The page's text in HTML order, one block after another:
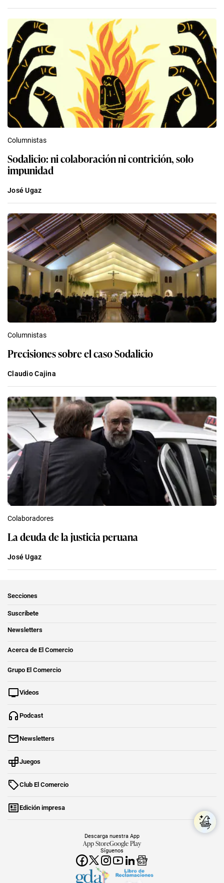
Columnistas
Sodalicio: ni colaboración ni contrición, solo
impunidad
José Ugaz
Columnistas
Precisiones sobre el caso Sodalicio
Claudio Cajina
Colaboradores
La deuda de la justicia peruana
José Ugaz
Secciones
Suscríbete
Newsletters
Acerca de El Comercio
Grupo El Comercio
Videos
Podcast
Newsletters
Juegos
Club El Comercio
Edición impresa
Síguenos
Descarga nuestra App
App StoreGoogle Play